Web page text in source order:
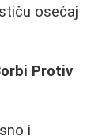
osećaj
Protiv
i